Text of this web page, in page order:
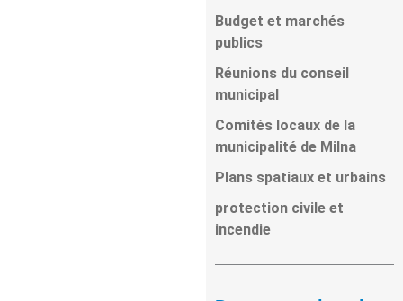
Budget et marchés
publics
Réunions du conseil
municipal
Comités locaux de la
municipalité de Milna
Plans spatiaux et urbains
protection civile et
incendie